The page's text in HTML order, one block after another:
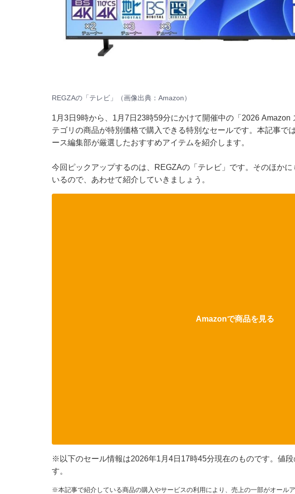
REGZAの「テレビ」（画像出典：Amazon）
1月3日9時から、1月7日23時59分にかけて開催中の「2026 Amazon
テゴリの商品が特別価格で購入できる特別なセールです。本記事で
ース編集部が厳選したおすすめアイテムを紹介します。
今回ピックアップするのは、REGZAの「テレビ」です。そのほか
いるので、あわせて紹介していきましょう。
Amazonで商品を見る
※以下のセール情報は2026年1月4日17時45分現在のものです。値
す。
※本記事で紹介している商品の購入やサービスの利用により、売上の一部がオール